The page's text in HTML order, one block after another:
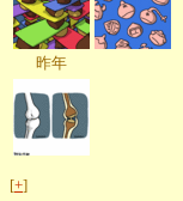
昨年
[+]